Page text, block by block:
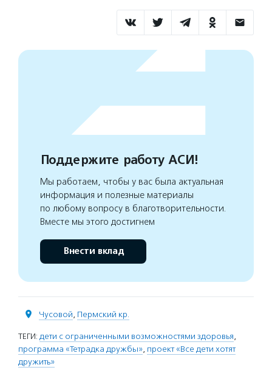
Поддержите работу АСИ!
Мы работаем, чтобы у вас была актуальная
информация и полезные материалы
по любому вопросу в благотворительности.
Вместе мы этого достигнем
Внести вклад
Чусовой, Пермский кр.
ТЕГИ: дети с ограниченными возможностями здоровья,
программа «Тетрадка дружбы», проект «Все дети хотят
дружить»